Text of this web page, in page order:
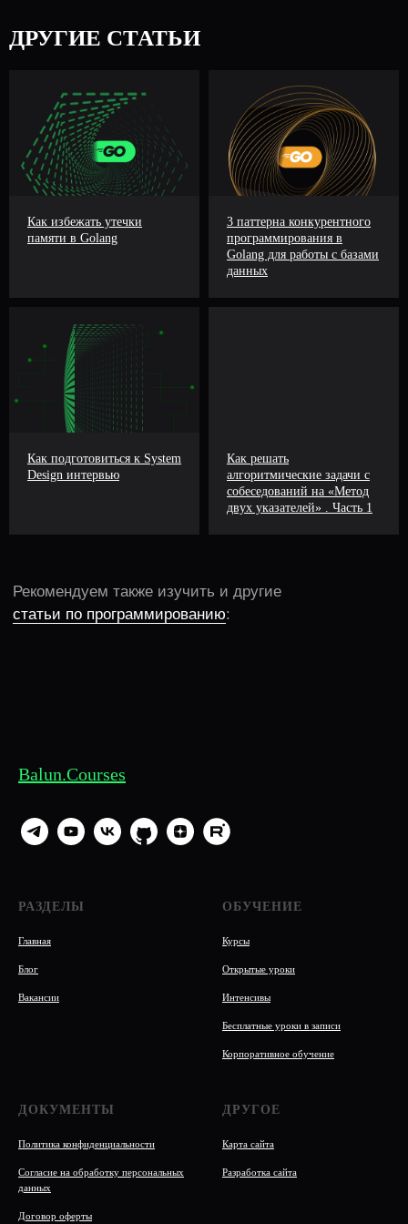
ДРУГИЕ СТАТЬИ
Как избежать утечки
памяти в Golang
3 паттерна конкурентного
программирования в
Golang для работы с базами
данных
Как подготовиться к System
Design интервью
Как решать
алгоритмические задачи с
собеседований на «Метод
двух указателей» . Часть 1
Balun.Courses
РАЗДЕЛЫ
Главная
Блог
Вакансии
ОБУЧЕНИЕ
Курсы
Открытые уроки
Интенсивы
Бесплатные уроки в записи
Корпоративное обучение
ДОКУМЕНТЫ
Политика конфиденциальности
Согласие на обработку персональных
данных
Договор оферты
ДРУГОЕ
Карта сайта
Разработка сайта